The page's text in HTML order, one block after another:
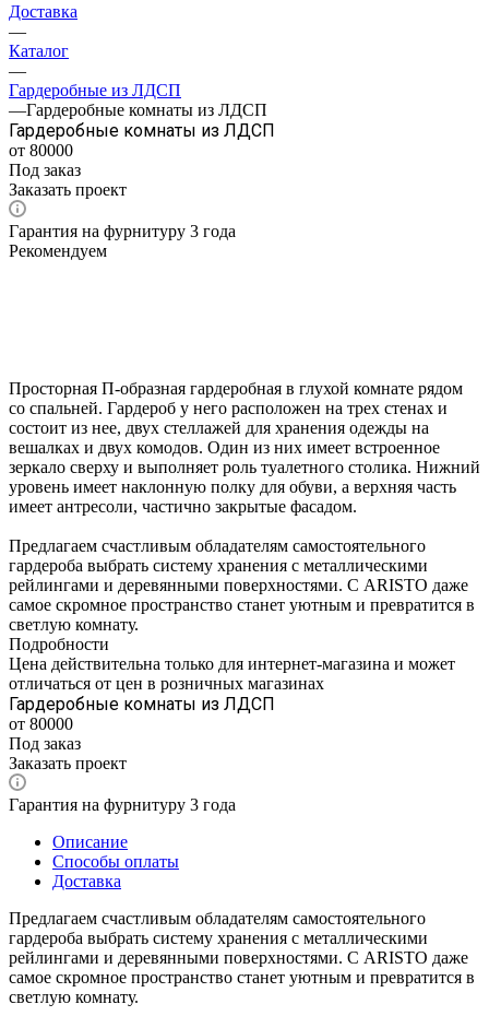
Доставка
—
Каталог
—
Гардеробные из ЛДСП
—Гардеробные комнаты из ЛДСП
Гардеробные комнаты из ЛДСП
от 80000
Под заказ
Заказать проект
Гарантия на фурнитуру 3 года
Рекомендуем
Просторная П-образная гардеробная в глухой комнате рядом
со спальней. Гардероб у него расположен на трех стенах и
состоит из нее, двух стеллажей для хранения одежды на
вешалках и двух комодов. Один из них имеет встроенное
зеркало сверху и выполняет роль туалетного столика. Нижний
уровень имеет наклонную полку для обуви, а верхняя часть
имеет антресоли, частично закрытые фасадом.
Предлагаем счастливым обладателям самостоятельного
гардероба выбрать систему хранения с металлическими
рейлингами и деревянными поверхностями. С ARISTO даже
самое скромное пространство станет уютным и превратится в
светлую комнату.
Подробности
Цена действительна только для интернет-магазина и может
отличаться от цен в розничных магазинах
Гардеробные комнаты из ЛДСП
от 80000
Под заказ
Заказать проект
Гарантия на фурнитуру 3 года
Описание
Способы оплаты
Доставка
Предлагаем счастливым обладателям самостоятельного
гардероба выбрать систему хранения с металлическими
рейлингами и деревянными поверхностями. С ARISTO даже
самое скромное пространство станет уютным и превратится в
светлую комнату.